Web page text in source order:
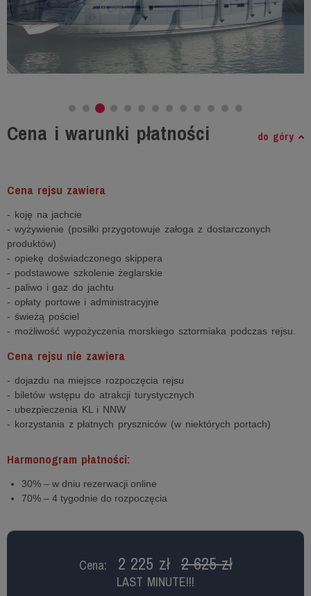
Cena i warunki płatności do góry
Cena rejsu zawiera
- koję na jachcie
- wyżywienie (posiłki przygotowuje załoga z dostarczonych
produktów)
- opiekę doświadczonego skippera
- podstawowe szkolenie żeglarskie
- paliwo i gaz do jachtu
- opłaty portowe i administracyjne
- świeżą pościel
- możliwość wypożyczenia morskiego sztormiaka podczas rejsu.
Cena rejsu nie zawiera
- dojazdu na miejsce rozpoczęcia rejsu
- biletów wstępu do atrakcji turystycznych
- ubezpieczenia KL i NNW
- korzystania z płatnych pryszniców (w niektórych portach)
Harmonogram płatności:
30% – w dniu rezerwacji online
70% – 4 tygodnie do rozpoczęcia
Cena: 2 225 zł 2 625 zł
LAST MINUTE!!!